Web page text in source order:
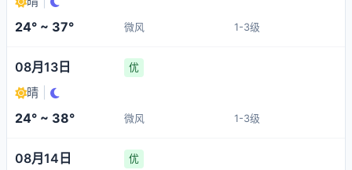
24° ~ 37° 微风 1-3级
08月13日 优
晴
24° ~ 38° 微风 1-3级
08月14日 优